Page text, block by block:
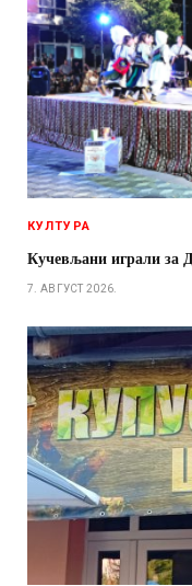
КУЛТУРА
Кучевљани играли за
7. АВГУСТ 2026.